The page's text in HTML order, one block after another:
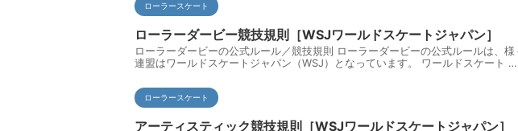
ローラースケート
ローラーダービー競技規則［WSJワールドスケートジャパン］
ローラーダービーの公式ルール／競技規則 ローラーダービーの公式ルールは、
連盟はワールドスケートジャパン（WSJ）となっています。 ワールドスケート …
ローラースケート
アーティスティック競技規則［WSJワールドスケートジャパン］